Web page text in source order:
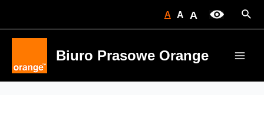
A A A
Biuro Prasowe Orange